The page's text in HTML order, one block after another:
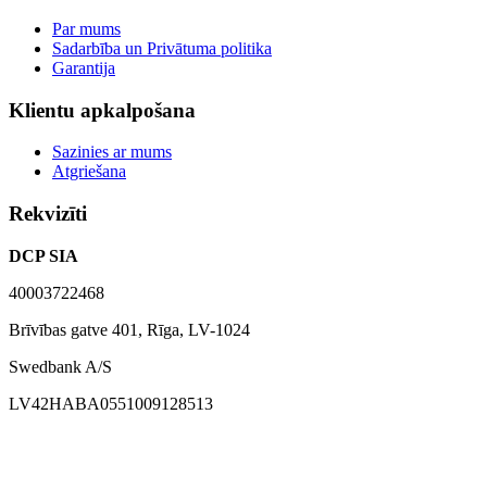
Par mums
Sadarbība un Privātuma politika
Garantija
Klientu apkalpošana
Sazinies ar mums
Atgriešana
Rekvizīti
DCP SIA
40003722468
Brīvības gatve 401, Rīga, LV-1024
Swedbank A/S
LV42HABA0551009128513